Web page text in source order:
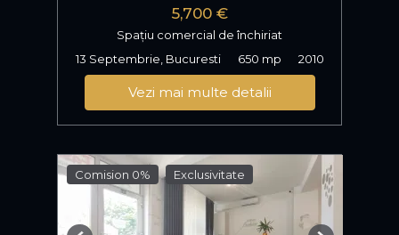
5,700 €
Spațiu comercial de închiriat
13 Septembrie, Bucuresti
650 mp 2010
Vezi mai multe detalii
Comision 0% Exclusivitate